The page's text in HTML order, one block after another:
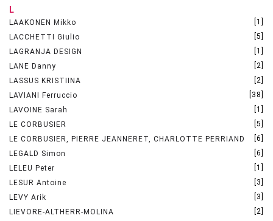
L
LAAKONEN Mikko
[1]
LACCHETTI Giulio
[5]
LAGRANJA DESIGN
[1]
LANE Danny
[2]
LASSUS KRISTIINA
[2]
LAVIANI Ferruccio
[38]
LAVOINE Sarah
[1]
LE CORBUSIER
[5]
LE CORBUSIER, PIERRE JEANNERET, CHARLOTTE PERRIAND
[6]
LEGALD Simon
[6]
LELEU Peter
[1]
LESUR Antoine
[3]
LEVY Arik
[3]
LIEVORE-ALTHERR-MOLINA
[2]